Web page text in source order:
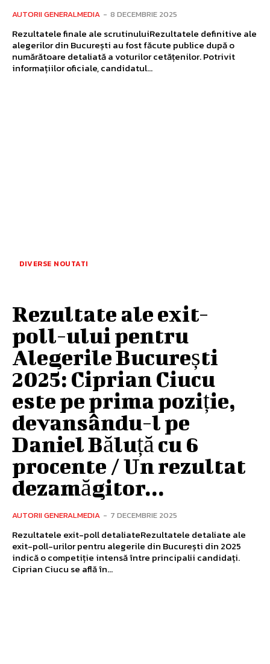
AUTORII GENERALMEDIA - 8 DECEMBRIE 2025
Rezultatele finale ale scrutinuluiRezultatele definitive ale
alegerilor din București au fost făcute publice după o
numărătoare detaliată a voturilor cetățenilor. Potrivit
informațiilor oficiale, candidatul...
DIVERSE NOUTATI
Rezultate ale exit-
poll-ului pentru
Alegerile București
2025: Ciprian Ciucu
este pe prima poziție,
devansându-l pe
Daniel Băluță cu 6
procente / Un rezultat
dezamăgitor...
AUTORII GENERALMEDIA - 7 DECEMBRIE 2025
Rezultatele exit-poll detaliateRezultatele detaliate ale
exit-poll-urilor pentru alegerile din București din 2025
indică o competiție intensă între principalii candidați.
Ciprian Ciucu se află în...